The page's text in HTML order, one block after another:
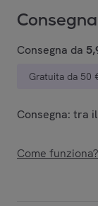
Consegna
Consegna da
Gratuita da 50
Consegna: tra il
Come funziona?